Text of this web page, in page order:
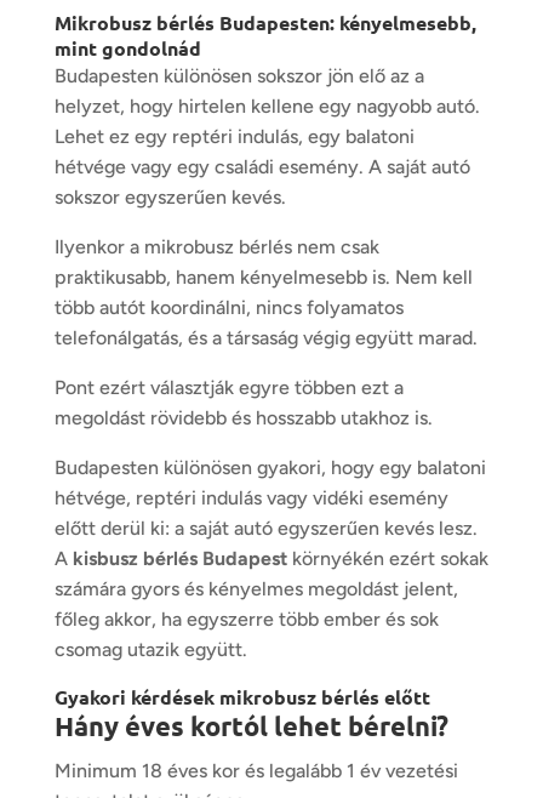
Mikrobusz bérlés Budapesten: kényelmesebb,
mint gondolnád
Budapesten különösen sokszor jön elő az a
helyzet, hogy hirtelen kellene egy nagyobb autó.
Lehet ez egy reptéri indulás, egy balatoni
hétvége vagy egy családi esemény. A saját autó
sokszor egyszerűen kevés.
Ilyenkor a mikrobusz bérlés nem csak
praktikusabb, hanem kényelmesebb is. Nem kell
több autót koordinálni, nincs folyamatos
telefonálgatás, és a társaság végig együtt marad.
Pont ezért választják egyre többen ezt a
megoldást rövidebb és hosszabb utakhoz is.
Budapesten különösen gyakori, hogy egy balatoni
hétvége, reptéri indulás vagy vidéki esemény
előtt derül ki: a saját autó egyszerűen kevés lesz.
A kisbusz bérlés Budapestkörnyékén ezért sokak
számára gyors és kényelmes megoldást jelent,
főleg akkor, ha egyszerre több ember és sok
csomag utazik együtt.
Gyakori kérdések mikrobusz bérlés előtt
Hány éves kortól lehet bérelni?
Minimum 18 éves kor és legalább 1 év vezetési